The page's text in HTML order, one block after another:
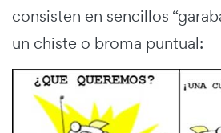
consisten en sencillos
un chiste o broma puntual: